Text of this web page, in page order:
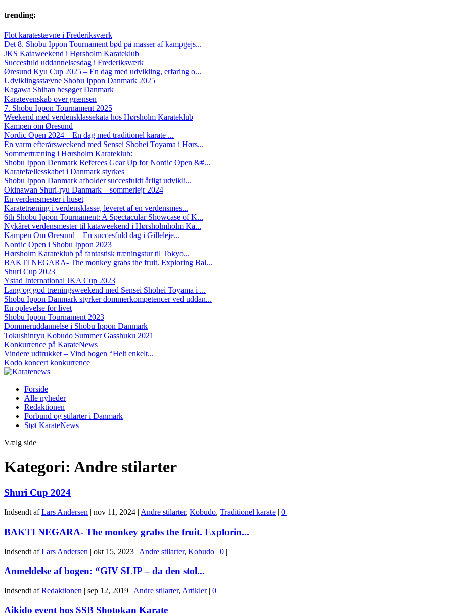
trending:
Flot karatestævne i Frederiksværk
Det 8. Shobu Ippon Tournament bød på masser af kampgejs...
JKS Kataweekend i Hørsholm Karateklub
Succesfuld uddannelsesdag i Frederiksværk
Øresund Kyu Cup 2025 – En dag med udvikling, erfaring o...
Udviklingsstævne Shobu Ippon Danmark 2025
Kagawa Shihan besøger Danmark
Karatevenskab over grænsen
7. Shobu Ippon Tournament 2025
Weekend med verdensklassekata hos Hørsholm Karateklub
Kampen om Øresund
Nordic Open 2024 – En dag med traditionel karate ...
En varm efterårsweekend med Sensei Shohei Toyama i Hørs...
Sommertræning i Hørsholm Karateklub:
Shobu Ippon Denmark Referees Gear Up for Nordic Open &#...
Karatefællesskabet i Danmark styrkes
Shobu Ippon Danmark afholder succesfuldt årligt udvikli...
Okinawan Shuri-ryu Danmark – sommerlejr 2024
En verdensmester i huset
Karatetræning i verdensklasse, leveret af en verdensmes...
6th Shobu Ippon Tournament: A Spectacular Showcase of K...
Nykåret verdensmester til kataweekend i Hørsholmholm Ka...
Kampen Om Øresund – En succesfuld dag i Gilleleje...
Nordic Open i Shobu Ippon 2023
Hørsholm Karateklub på fantastisk træningstur til Tokyo...
BAKTI NEGARA- The monkey grabs the fruit. Exploring Bal...
Shuri Cup 2023
Ystad International JKA Cup 2023
Lang og god træningsweekend med Sensei Shohei Toyama i ...
Shobu Ippon Danmark styrker dommerkompetencer ved uddan...
En oplevelse for livet
Shobu Ippon Tournament 2023
Dommeruddannelse i Shobu Ippon Danmark
Tokushinryu Kobudo Summer Gasshuku 2021
Konkurrence på KarateNews
Vindere udtrukket – Vind bogen “Helt enkelt...
Kodo koncert konkurrence
Forside
Alle nyheder
Redaktionen
Forbund og stilarter i Danmark
Støt KarateNews
Vælg side
Kategori: Andre stilarter
Shuri Cup 2024
Indsendt afLars Andersen | nov 11, 2024 | Andre stilarter, Kobudo, Traditionel karate | 0 |
BAKTI NEGARA- The monkey grabs the fruit. Explorin...
Indsendt afLars Andersen | okt 15, 2023 | Andre stilarter, Kobudo | 0 |
Anmeldelse af bogen: “GIV SLIP – da den stol...
Indsendt afRedaktionen | sep 12, 2019 | Andre stilarter, Artikler| 0 |
Aikido event hos SSB Shotokan Karate